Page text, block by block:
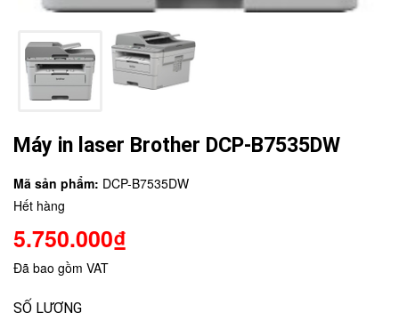
Máy in laser Brother DCP-B7535DW
Mã sản phẩm: DCP-B7535DW
Hết hàng
5.750.000₫
Đã bao gồm VAT
SỐ LƯỢNG